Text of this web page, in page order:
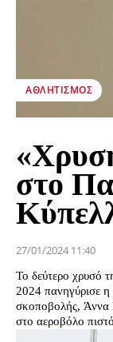
ΑΘΛΗΤΙΣΜΌΣ
στο
27/01/2024 11:40
Το δεύτερο χρυσό
2024 πανηγύρισε η
σκοποβολής, Άννα
στο αεροβόλο